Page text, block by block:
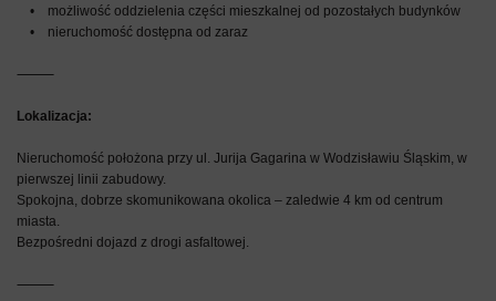
• możliwość oddzielenia części mieszkalnej od pozostałych budynków
• nieruchomość dostępna od zaraz
⸻
Lokalizacja:
Nieruchomość położona przy ul. Jurija Gagarina w Wodzisławiu Śląskim, w
pierwszej linii zabudowy.
Spokojna, dobrze skomunikowana okolica – zaledwie 4 km od centrum
miasta.
Bezpośredni dojazd z drogi asfaltowej.
⸻